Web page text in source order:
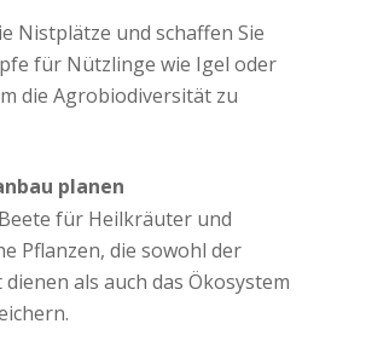
Nistplätze und schaffen Sie
für Nützlinge wie Igel oder
die Agrobiodiversität zu
planen
für Heilkräuter und
Pflanzen, die sowohl der
als auch das Ökosystem